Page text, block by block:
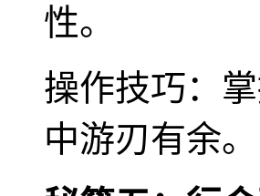
性。
操作技巧：
中游刃有余。